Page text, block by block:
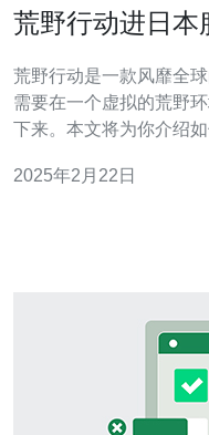
荒野行动进日本
荒野行动是一款风靡全
需要在一个虚拟的荒野
下来。本文将为你介绍
日本服务器的网络连接
2025年2月22日